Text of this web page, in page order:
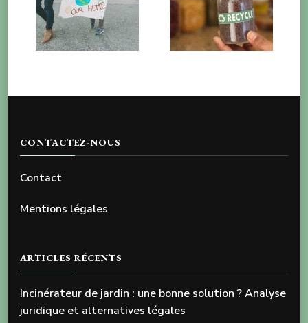
CONTACTEZ-NOUS
Contact
Mentions légales
ARTICLES RÉCENTS
Incinérateur de jardin : une bonne solution ? Analyse
juridique et alternatives légales